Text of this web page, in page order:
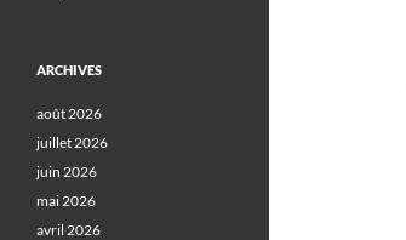
ARCHIVES
août 2026
juillet 2026
juin 2026
mai 2026
avril 2026